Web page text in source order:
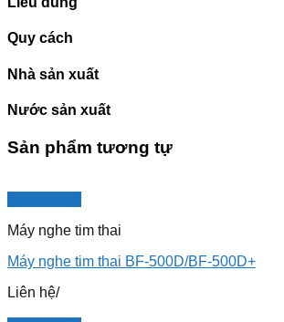
Quy cách
Nhà sản xuất
Nước sản xuất
Sản phẩm tương tự
Máy nghe tim thai
Máy nghe tim thai BF-500D/BF-500D+
Liên hệ/